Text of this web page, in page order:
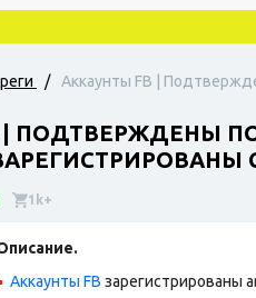
/ Аккаунты FB |
ПОДТВЕРЖДЕНЫ ПО
С
1k+
Аккаунты FB зарегистрированы